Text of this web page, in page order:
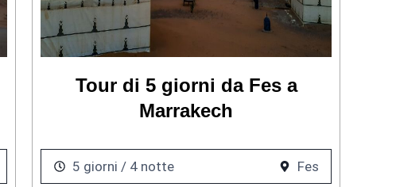
Tour di 5 giorni da Fes a
Marrakech
5 giorni / 4 notte Fes